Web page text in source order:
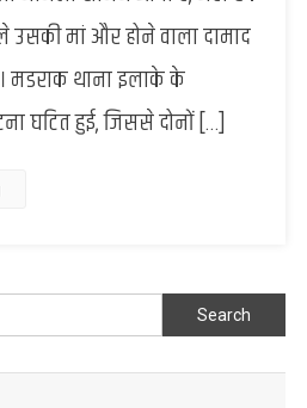
उसकी मां और होने वाला दामाद
मडराक थाना इलाके के
घटित हुई, जिससे दोनों […]
Search
for: